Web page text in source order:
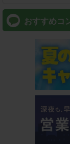
おすすめコ